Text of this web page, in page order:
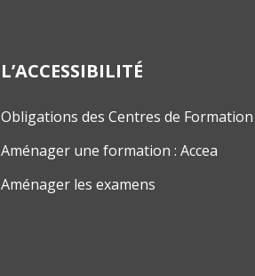
L’ACCESSIBILITÉ
Obligations des Centres de Formation
Aménager une formation : Accea
Aménager les examens